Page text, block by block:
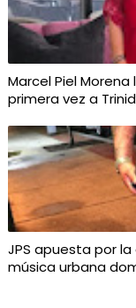
Marcel Piel
primera vez a
JPS apuesta por
música urbana